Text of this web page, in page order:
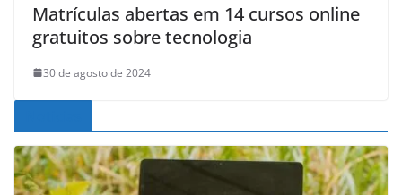
Matrículas abertas em 14 cursos online
gratuitos sobre tecnologia
30 de agosto de 2024